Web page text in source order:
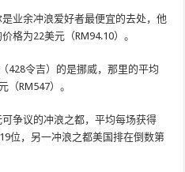
业余冲浪爱好者最便宜的去处，他
格为22美元（RM94.10）。
428令吉）的是挪威，那里的平均
（RM547）。
争议的冲浪之都，平均每场获得
位，另一冲浪之都美国排在倒数第